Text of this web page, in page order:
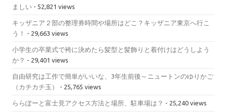
ましい - 52,821 views
キッザニア２部の整理券時間や場所はどこ？キッザニア東京へ行こ
う！
- 29,663 views
小学生の卒業式で袴に決めたら髪型と髪飾りと着付けはどうしよう
か？ - 29,401 views
自由研究は工作で簡単がいいな、3年生前後～ニュートンのゆりかご
（カチカチ玉）
- 25,765 views
ららぽーと富士見アクセス方法と場所、駐車場は？ - 25,240 views